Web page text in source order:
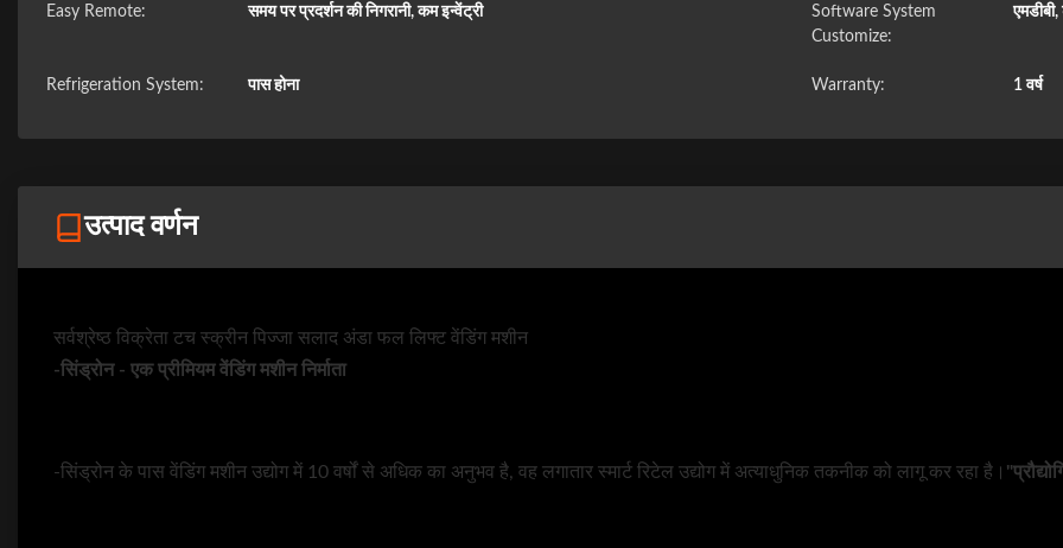
Easy Remote: समय पर प्रदर्शन की निगरानी, ​​कम इन्वेंट्री
Software System
Customize:
Refrigeration System: पास होना Warranty: 1 वर्ष
उत्पाद वर्णन
सर्वश्रेष्ठ विक्रेता टच स्क्रीन पिज्जा सलाद अंडा फल लिफ्ट वेंडिंग मशीन
-सिंड्रोन - एक प्रीमियम वेंडिंग मशीन निर्माता
-सिंड्रोन के पास वेंडिंग मशीन उद्योग में 10 वर्षों से अधिक का अनुभव है, वह लगातार स्मार्ट रिटेल उद्योग में अत्याधुनिक तकनीक को लागू कर रहा है।